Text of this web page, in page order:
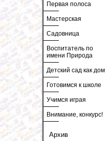
Первая полоса
Мастерская
Садовница
Воспитатель по
имени Природа
Детский сад как дом
Готовимся к школе
Учимся играя
Внимание, конкурс!
Архив